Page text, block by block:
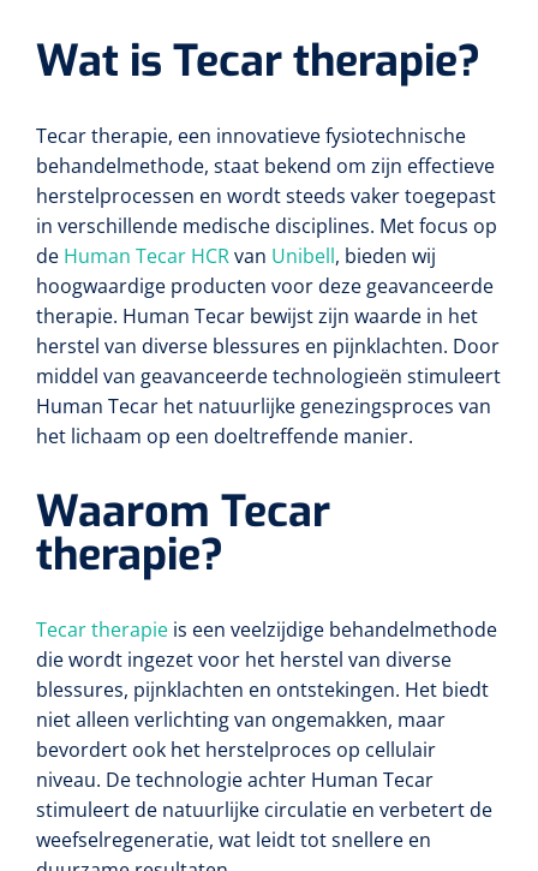
Wat is Tecar therapie?
Tecar therapie, een innovatieve fysiotechnische
behandelmethode, staat bekend om zijn effectieve
herstelprocessen en wordt steeds vaker toegepast
in verschillende medische disciplines. Met focus op
de Human Tecar HCRvan Unibell, bieden wij
hoogwaardige producten voor deze geavanceerde
therapie. Human Tecar bewijst zijn waarde in het
herstel van diverse blessures en pijnklachten. Door
middel van geavanceerde technologieën stimuleert
Human Tecar het natuurlijke genezingsproces van
het lichaam op een doeltreffende manier.
Waarom Tecar
therapie?
Tecar therapie is een veelzijdige behandelmethode
die wordt ingezet voor het herstel van diverse
blessures, pijnklachten en ontstekingen. Het biedt
niet alleen verlichting van ongemakken, maar
bevordert ook het herstelproces op cellulair
niveau. De technologie achter Human Tecar
stimuleert de natuurlijke circulatie en verbetert de
weefselregeneratie, wat leidt tot snellere en